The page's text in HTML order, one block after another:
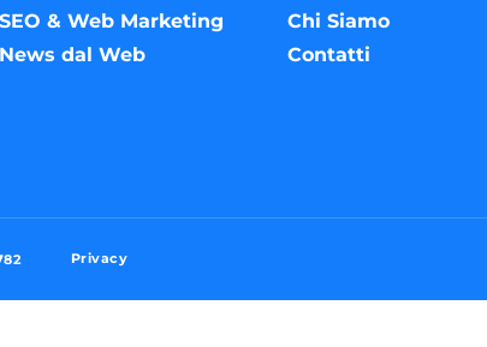
SEO & Web Marketing
News dal Web
Chi Siamo
Contatti
Privacy